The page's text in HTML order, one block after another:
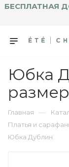
БЕСПЛАТНАЯ
Юбка
Главная —
Платья и
Юбка Дублин